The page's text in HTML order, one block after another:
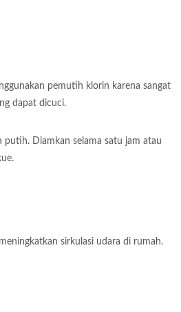
pemutih klorin karena sangat
dapat dicuci.
Diamkan selama satu jam atau
sirkulasi udara di rumah.